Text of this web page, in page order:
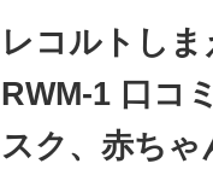
レコルトし
RWM-1 口コ
スク、赤ちゃ